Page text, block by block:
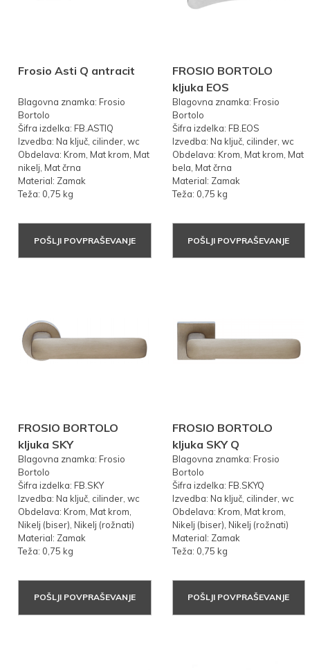
Frosio Asti Q antracit
Blagovna znamka: Frosio
Bortolo
Šifra izdelka: FB.ASTIQ
Izvedba: Na ključ, cilinder, wc
Obdelava: Krom, Mat krom, Mat
nikelj, Mat črna
Material: Zamak
Teža: 0,75 kg
POŠLJI POVPRAŠEVANJE
FROSIO BORTOLO
kljuka EOS
Blagovna znamka: Frosio
Bortolo
Šifra izdelka: FB.EOS
Izvedba: Na ključ, cilinder, wc
Obdelava: Krom, Mat krom, Mat
bela, Mat črna
Material: Zamak
Teža: 0,75 kg
POŠLJI POVPRAŠEVANJE
FROSIO BORTOLO
kljuka SKY
Blagovna znamka: Frosio
Bortolo
Šifra izdelka: FB.SKY
Izvedba: Na ključ, cilinder, wc
Obdelava: Krom, Mat krom,
Nikelj (biser), Nikelj (rožnati)
Material: Zamak
Teža: 0,75 kg
POŠLJI POVPRAŠEVANJE
FROSIO BORTOLO
kljuka SKY Q
Blagovna znamka: Frosio
Bortolo
Šifra izdelka: FB.SKYQ
Izvedba: Na ključ, cilinder, wc
Obdelava: Krom, Mat krom,
Nikelj (biser), Nikelj (rožnati)
Material: Zamak
Teža: 0,75 kg
POŠLJI POVPRAŠEVANJE